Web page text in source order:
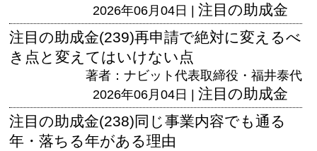
2026年06月04日 | 注目の助成金
注目の助成金(239)再申請で絶対に変えるべ
き点と変えてはいけない点
著者：ナビット代表取締役・福井泰代
2026年06月04日 | 注目の助成金
注目の助成金(238)同じ事業内容でも通る
年・落ちる年がある理由